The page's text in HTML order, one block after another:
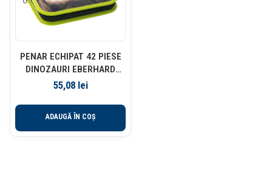
PENAR ECHIPAT 42 PIESE
DINOZAURI EBERHARD
FABER
55,08 lei
ADAUGĂ ÎN COȘ